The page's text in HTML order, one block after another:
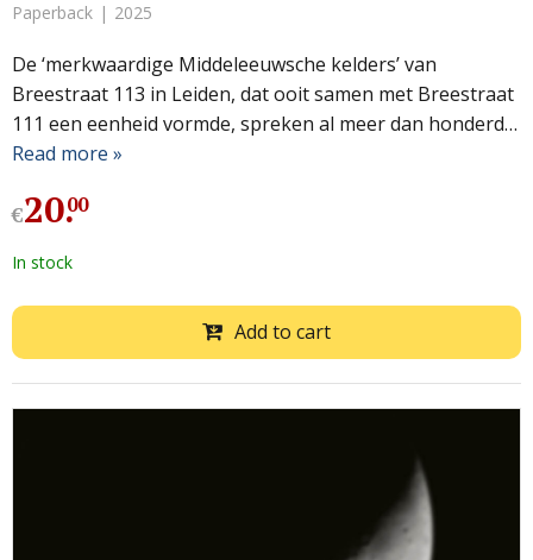
Paperback 2025
De ‘merkwaardige Middeleeuwsche kelders’ van
Breestraat 113 in Leiden, dat ooit samen met Breestraat
111 een eenheid vormde, spreken al meer dan honderd…
Read more »
€20.
00
In stock
Add to cart